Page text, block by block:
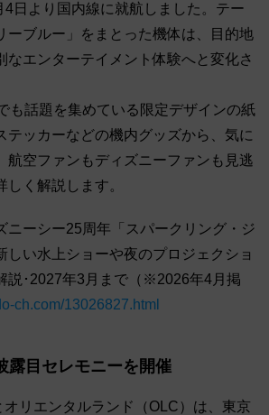
日より国内線に就航しました。テー
ーブルー」をまとった機体は、目的地
なエンターテイメント体験へと変化さ
も話題を集めている限定デザインの紙
テッカーなどの機内グッズから、気に
航空ファンもディズニーファンも見逃
く解説します。
ニーシー25周年「スパークリング・ジ
しい水上ショーや夜のプロジェクショ
説･2027年3月まで（※2026年4月掲
ch.com/13026827.html
露目セレモニーを開催
オリエンタルランド（OLC）は、東京